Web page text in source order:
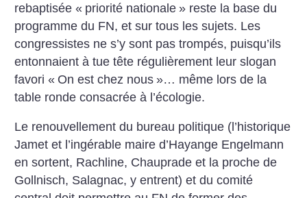
rebaptisée « priorité nationale » reste la base du
programme du FN, et sur tous les sujets. Les
congressistes ne s’y sont pas trompés, puisqu’ils
entonnaient à tue tête régulièrement leur slogan
favori « On est chez nous »… même lors de la
table ronde consacrée à l’écologie.
Le renouvellement du bureau politique (l’historique
Jamet et l’ingérable maire d’Hayange Engelmann
en sortent, Rachline, Chauprade et la proche de
Gollnisch, Salagnac, y entrent) et du comité